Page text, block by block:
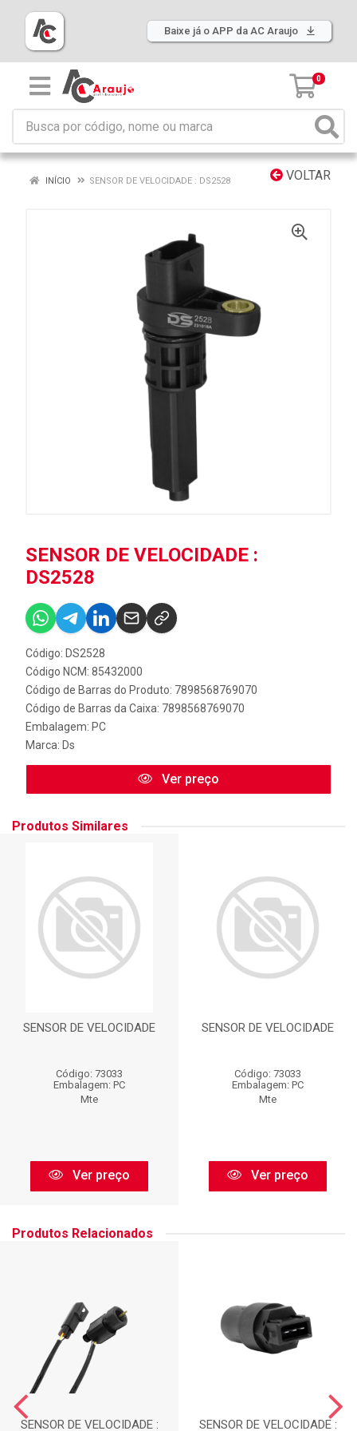
Baixe já o APP da AC Araujo
0
VOLTAR
INÍCIO SENSOR DE VELOCIDADE : DS2528
SENSOR DE VELOCIDADE :
DS2528
Código: DS2528
Código NCM: 85432000
Código de Barras do Produto: 7898568769070
Código de Barras da Caixa: 7898568769070
Embalagem: PC
Marca: Ds
Ver preço
Produtos Similares
SENSOR DE VELOCIDADE
Código: 73033
Embalagem: PC
Mte
Ver preço
SENSOR DE VELOCIDADE
Código: 73033
Embalagem: PC
Mte
Ver preço
Produtos Relacionados
SENSOR DE VELOCIDADE : SENSOR DE VELOCIDADE :